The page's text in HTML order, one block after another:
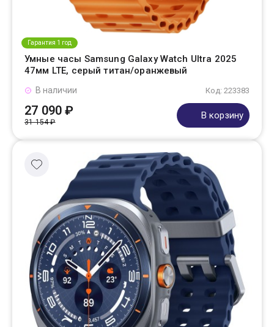
Гарантия 1 год
Умные часы Samsung Galaxy Watch Ultra 2025
47мм LTE, серый титан/оранжевый
Код: 223383
В наличии
27 090 ₽
31 154 ₽
В корзину